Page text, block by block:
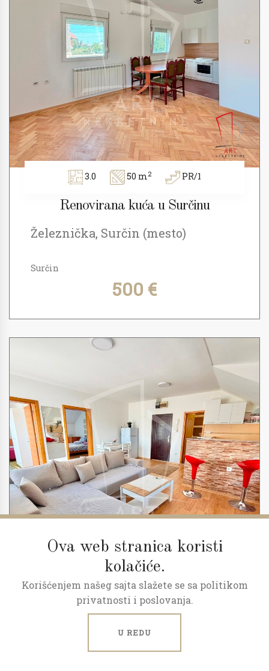
Ova web stranica koristi
kolačiće.
Korišćenjem našeg sajta slažete se sa politikom
privatnosti i poslovanja.
U REDU
3.0 50 m2 PR/1
Renovirana kuća u Surčinu
Železnička, Surčin (mesto)
Surčin
500 €
2.5 66 m2 4/5
Stan sa uračunatim troškovima